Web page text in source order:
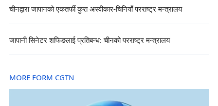
चीनद्वारा जापानको एकतर्फी कुरा अस्वीकार-चिनियाँ परराष्ट्र मन्त्रालय
जापानी सिनेटर शफिङलाई प्रतिबन्ध: चीनको परराष्ट्र मन्त्रालय
MORE FORM CGTN